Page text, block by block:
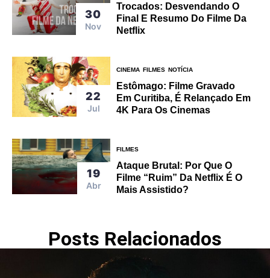
30
Nov
Trocados: Desvendando O
Final E Resumo Do Filme Da
Netflix
22
Jul
CINEMA FILMES NOTÍCIA
Estômago: Filme Gravado
Em Curitiba, É Relançado Em
4K Para Os Cinemas
19
Abr
FILMES
Ataque Brutal: Por Que O
Filme “ruim” Da Netflix É O
Mais Assistido?
Posts Relacionados